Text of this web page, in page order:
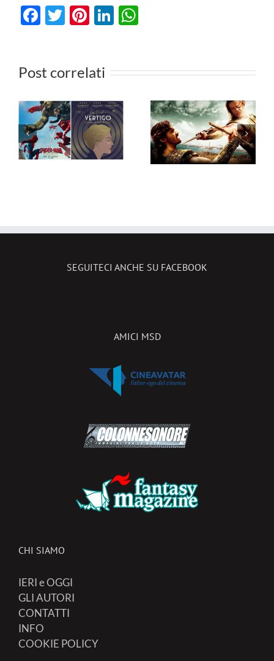
Facebook
Twitter
Pinterest
LinkedIn
Post correlati
vedere in TV
dal 27 luglio
al 2 agosto
cinema il 23
luglio: da
Terapia di
Famiglia e
Deep Water,
sala!
SEGUITECI ANCHE SU FACEBOOK
AMICI MSD
CHI SIAMO
IERI e OGGI
GLI AUTORI
CONTATTI
INFO
COOKIE POLICY